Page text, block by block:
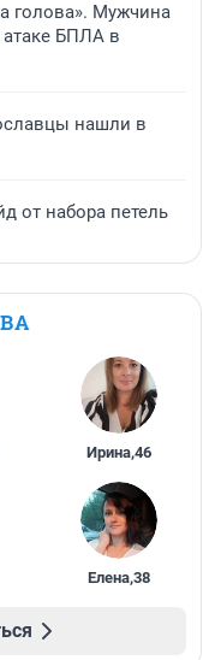
голова». Мужчина
атаке БПЛА в
нашли в
от набора петель
Ирина,46
Елена,38